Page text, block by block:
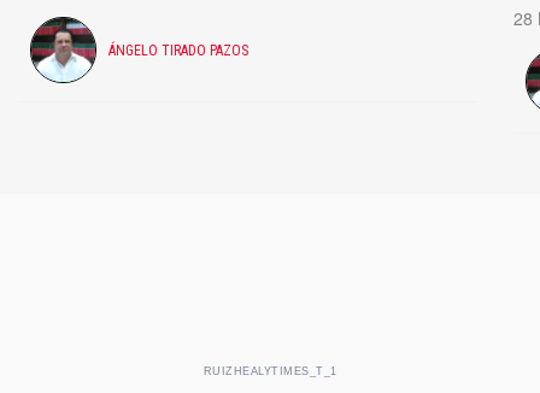
ÁNGELO TIRADO PAZOS
28
RUIZHEALYTIMES_T_1